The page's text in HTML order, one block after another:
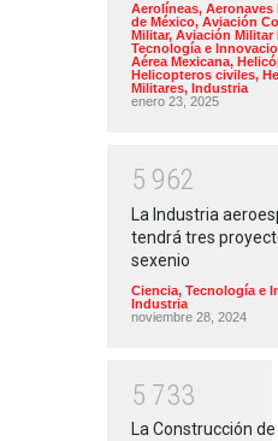
Aerolíneas, Aeronaves
de México, Aviación
Militar, Aviación Militar
Tecnología e
Aérea Mexicana,
Helicopteros civiles,
Militares, Industria
enero 23, 2025
5 962
La Industria
tendrá tres
sexenio
Ciencia, Tecnología e
Industria
noviembre 28, 2024
5 733
La Construcción